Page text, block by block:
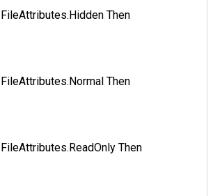
Then
Then
Then